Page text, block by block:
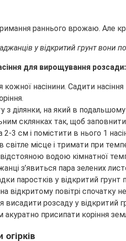
раннього врожаю. Але
у відкритий грунт вони
для вирощування розсади:
кожної насінини. Садити
з ділянки, на який в
склянках так, щоб
2-3 см і помістити в нього 1
місце і тримати при
водою кімнатної
з’явиться пара зелених
паростків у відкритий
відкритому повітрі спочатку
висадити розсаду у
акуратно присипати коріння